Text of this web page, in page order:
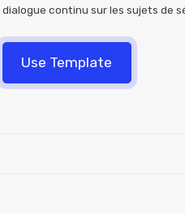
dialogue continu sur les sujets de
Use Template